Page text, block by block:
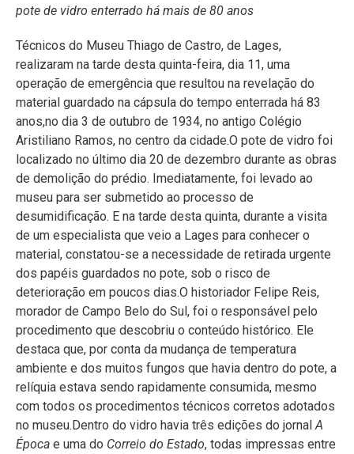
pote de vidro enterrado há mais de 80 anos
Técnicos do Museu Thiago de Castro, de Lages,
realizaram na tarde desta quinta-feira, dia 11, uma
operação de emergência que resultou na revelação do
material guardado na cápsula do tempo enterrada há 83
anos,no dia 3 de outubro de 1934, no antigo Colégio
Aristiliano Ramos, no centro da cidade.O pote de vidro foi
localizado no último dia 20 de dezembro durante as obras
de demolição do prédio. Imediatamente, foi levado ao
museu para ser submetido ao processo de
desumidificação. E na tarde desta quinta, durante a visita
de um especialista que veio a Lages para conhecer o
material, constatou-se a necessidade de retirada urgente
dos papéis guardados no pote, sob o risco de
deterioração em poucos dias.O historiador Felipe Reis,
morador de Campo Belo do Sul, foi o responsável pelo
procedimento que descobriu o conteúdo histórico. Ele
destaca que, por conta da mudança de temperatura
ambiente e dos muitos fungos que havia dentro do pote, a
relíquia estava sendo rapidamente consumida, mesmo
com todos os procedimentos técnicos corretos adotados
no museu.Dentro do vidro havia três edições do jornal A
Época e uma do Correio do Estado, todas impressas entre